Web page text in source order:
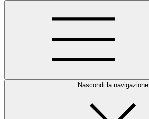
Nascondi la navigazione